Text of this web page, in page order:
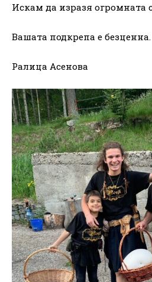
Искам да изразя огромната
Вашата подкрепа е безценна.
Ралица Асенова